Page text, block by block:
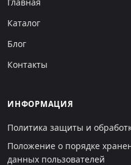
Главная
Каталог
Блог
Контакты
ИНФОРМАЦИЯ
Политика защиты и
Положение о порядке
данных пользователей